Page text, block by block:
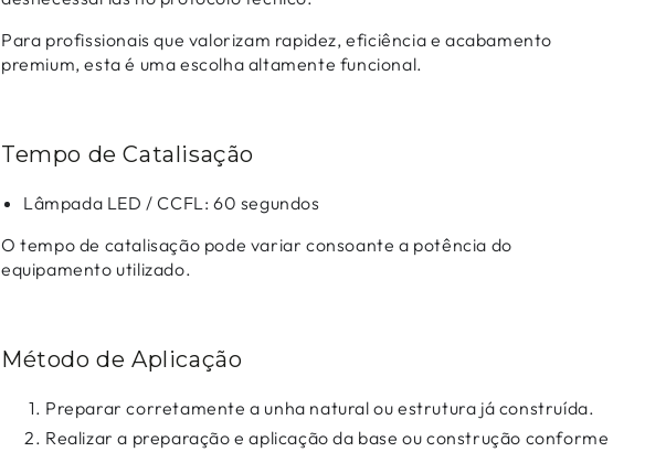
Para profissionais que valorizam rapidez, eficiência e acabamento
premium, esta é uma escolha altamente funcional.
Tempo de Catalisação
Lâmpada LED / CCFL: 60 segundos
O tempo de catalisação pode variar consoante a potência do
equipamento utilizado.
Método de Aplicação
Preparar corretamente a unha natural ou estrutura já construída.
Realizar a preparação e aplicação da base ou construção conforme